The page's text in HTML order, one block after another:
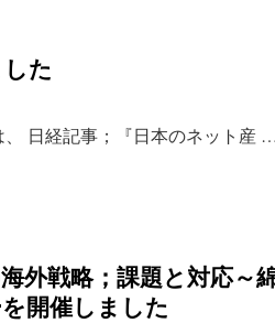
た
日経記事；『日本のネット産 …
外戦略；課題と対応～
開催しました